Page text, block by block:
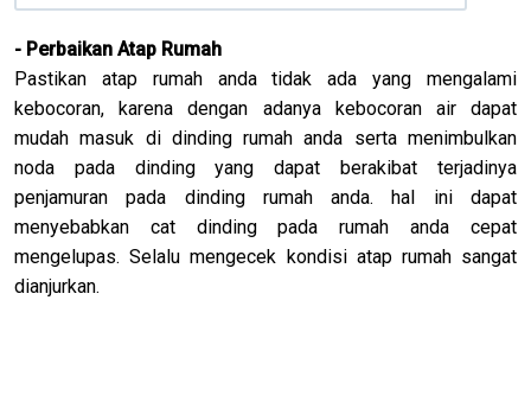
- Perbaikan Atap Rumah
Pastikan atap rumah anda tidak ada yang mengalami
kebocoran, karena dengan adanya kebocoran air dapat
mudah masuk di dinding rumah anda serta menimbulkan
noda pada dinding yang dapat berakibat terjadinya
penjamuran pada dinding rumah anda. hal ini dapat
menyebabkan cat dinding pada rumah anda cepat
mengelupas. Selalu mengecek kondisi atap rumah sangat
dianjurkan.